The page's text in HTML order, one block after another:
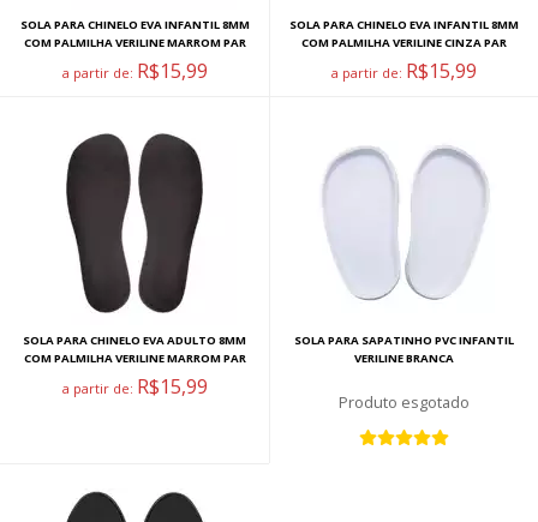
SOLA PARA CHINELO EVA INFANTIL 8MM
COM PALMILHA VERILINE MARROM PAR
a partir de: R$15,99
SOLA PARA CHINELO EVA INFANTIL 8MM
COM PALMILHA VERILINE CINZA PAR
a partir de: R$15,99
SOLA PARA CHINELO EVA ADULTO 8MM
COM PALMILHA VERILINE MARROM PAR
a partir de: R$15,99
SOLA PARA SAPATINHO PVC INFANTIL
VERILINE BRANCA
esgotado